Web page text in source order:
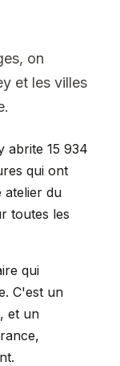
on
et les villes
abrite 15 934
qui ont
atelier du
toutes les
qui
C'est un
et un